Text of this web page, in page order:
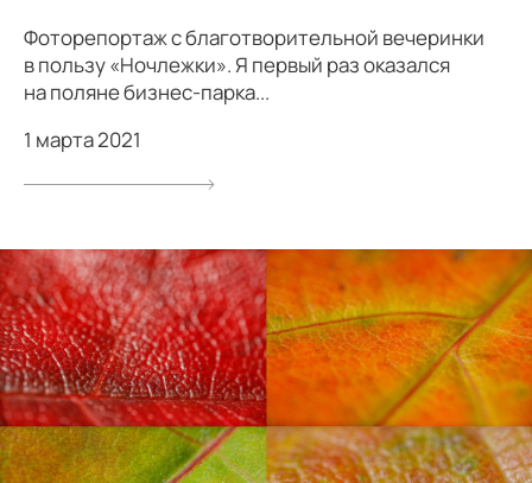
Фоторепортаж с благотворительной вечеринки
в пользу «Ночлежки». Я первый раз оказался
на поляне бизнес-парка...
1 марта 2021